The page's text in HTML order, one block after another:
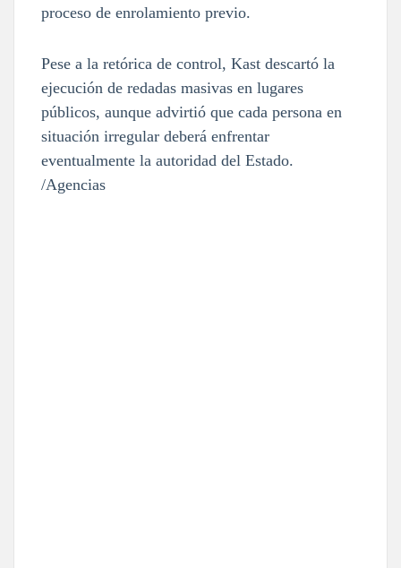
proceso de enrolamiento previo.
Pese a la retórica de control, Kast descartó la
ejecución de redadas masivas en lugares
públicos, aunque advirtió que cada persona en
situación irregular deberá enfrentar
eventualmente la autoridad del Estado.
/Agencias